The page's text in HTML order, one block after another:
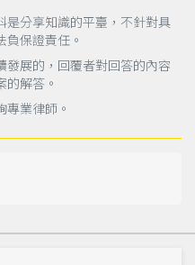
是分享知識的平臺，不針對具
保證責任。
發展的，回覆者對回答的內容
解答。
業律師。